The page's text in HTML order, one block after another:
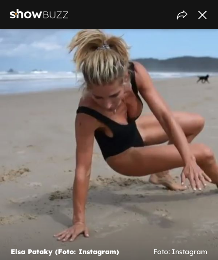
Elsa Pataky (Foto: Instagram) Foto: Instagram